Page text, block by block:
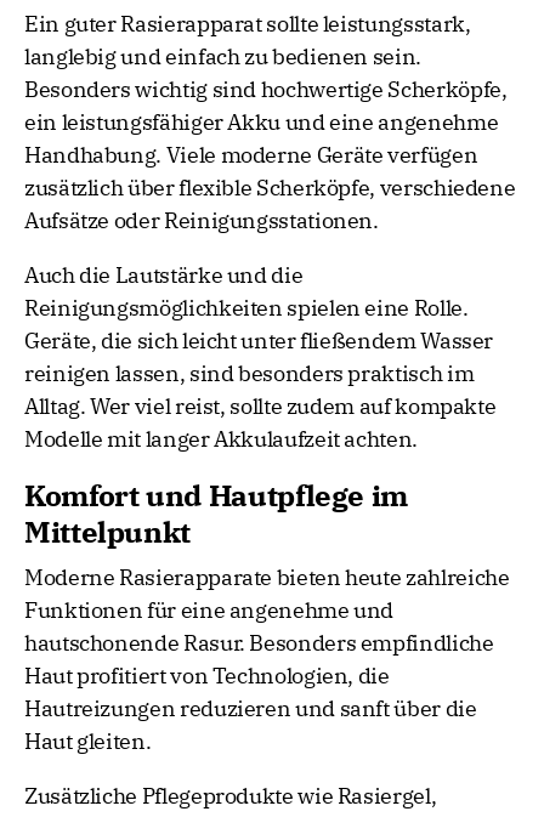
Ein guter Rasierapparat sollte leistungsstark,
langlebig und einfach zu bedienen sein.
Besonders wichtig sind hochwertige Scherköpfe,
ein leistungsfähiger Akku und eine angenehme
Handhabung. Viele moderne Geräte verfügen
zusätzlich über flexible Scherköpfe, verschiedene
Aufsätze oder Reinigungsstationen.
Auch die Lautstärke und die
Reinigungsmöglichkeiten spielen eine Rolle.
Geräte, die sich leicht unter fließendem Wasser
reinigen lassen, sind besonders praktisch im
Alltag. Wer viel reist, sollte zudem auf kompakte
Modelle mit langer Akkulaufzeit achten.
Komfort und Hautpflege im
Mittelpunkt
Moderne Rasierapparate bieten heute zahlreiche
Funktionen für eine angenehme und
hautschonende Rasur. Besonders empfindliche
Haut profitiert von Technologien, die
Hautreizungen reduzieren und sanft über die
Haut gleiten.
Zusätzliche Pflegeprodukte wie Rasiergel,